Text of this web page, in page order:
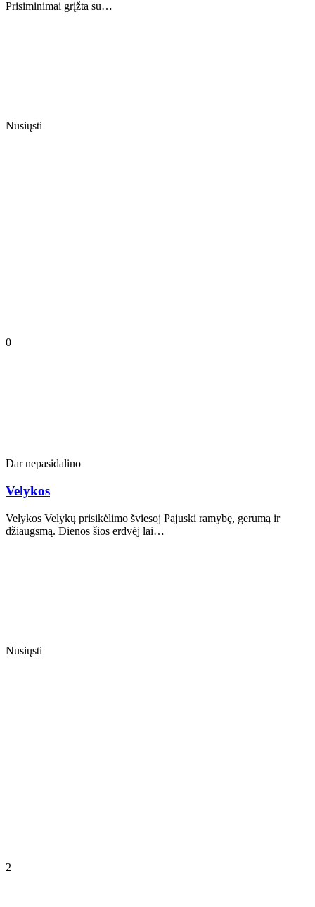
Prisiminimai grįžta su…
Nusiųsti
0
Dar nepasidalino
Velykos
Velykos Velykų prisikėlimo šviesoj Pajuski ramybę, gerumą ir
džiaugsmą. Dienos šios erdvėj lai…
Nusiųsti
2